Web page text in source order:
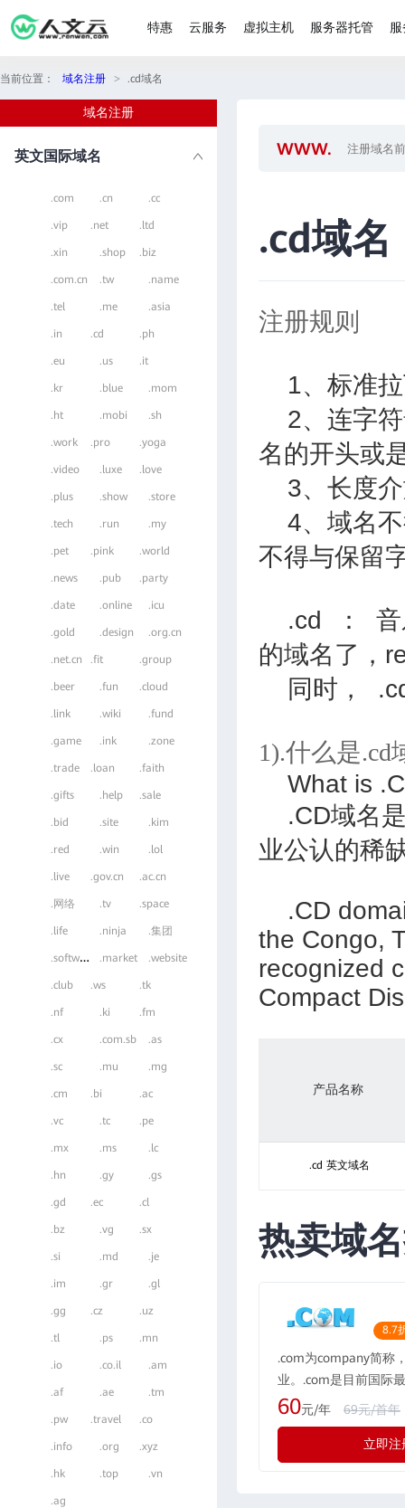
特惠 云服务 虚拟主机 服务器托管
当前位置： 域名注册 > .cd域名
域名注册
英文国际域名
.com .cn .cc
.vip .net .ltd
.xin .shop .biz
.com.cn .tw .name
.tel .me .asia
.in .cd .ph
.eu .us .it
.kr .blue .mom
.ht .mobi .sh
.work .pro .yoga
.video .luxe .love
.plus .show .store
.tech .run .my
.pet .pink .world
.news .pub .party
.date .online .icu
.gold .design .org.cn
.net.cn .fit .group
.beer .fun .cloud
.link .wiki .fund
.game .ink .zone
.trade .loan .faith
.gifts .help .sale
.bid .site .kim
.red .win .lol
.live .gov.cn .ac.cn
.网络 .tv .space
.life .ninja .集团
.
software .market .website
.club .ws .tk
.nf .ki .fm
.cx .com.sb .as
.sc .mu .mg
.cm .bi .ac
.vc .tc .pe
.mx .ms .lc
.hn .gy .gs
.gd .ec .cl
.bz .vg .sx
.si .md .je
.im .gr .gl
.gg .cz .uz
.tl .ps .mn
.io .co.il .am
.af .ae .tm
.pw .travel .co
.info .org .xyz
.hk .top .vn
.ag
.cd域名
注册规则
1、标准拉
2、连字符
名的开头或
3、长度介
4、域名不
不得与保留
.cd ： 音
的域名了，
同时，
1).什么是.cd
What is
.CD域名是
业公认的稀
.CD
the Congo,
recognized
Compact
产品名称
.cd 英文域名
热卖域
8.7
.com为company简称
业。.com是目前国际
域名格式，现全球的
际最广泛流行的通用
示为“公司”，形如：
60元/年 69元/首年
立即注